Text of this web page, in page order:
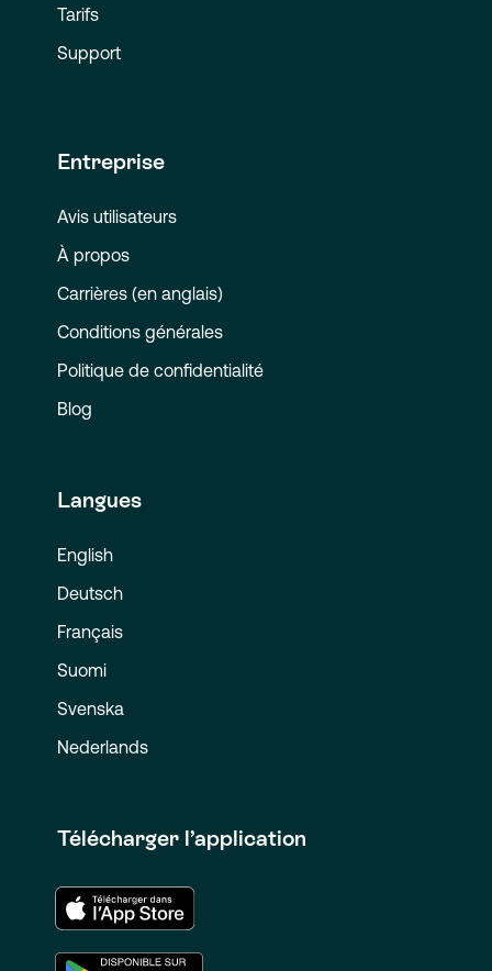
Tarifs
Support
Entreprise
Avis utilisateurs
À propos
Carrières (en anglais)
Conditions générales
Politique de confidentialité
Blog
Langues
English
Deutsch
Français
Suomi
Svenska
Nederlands
Télécharger l’application